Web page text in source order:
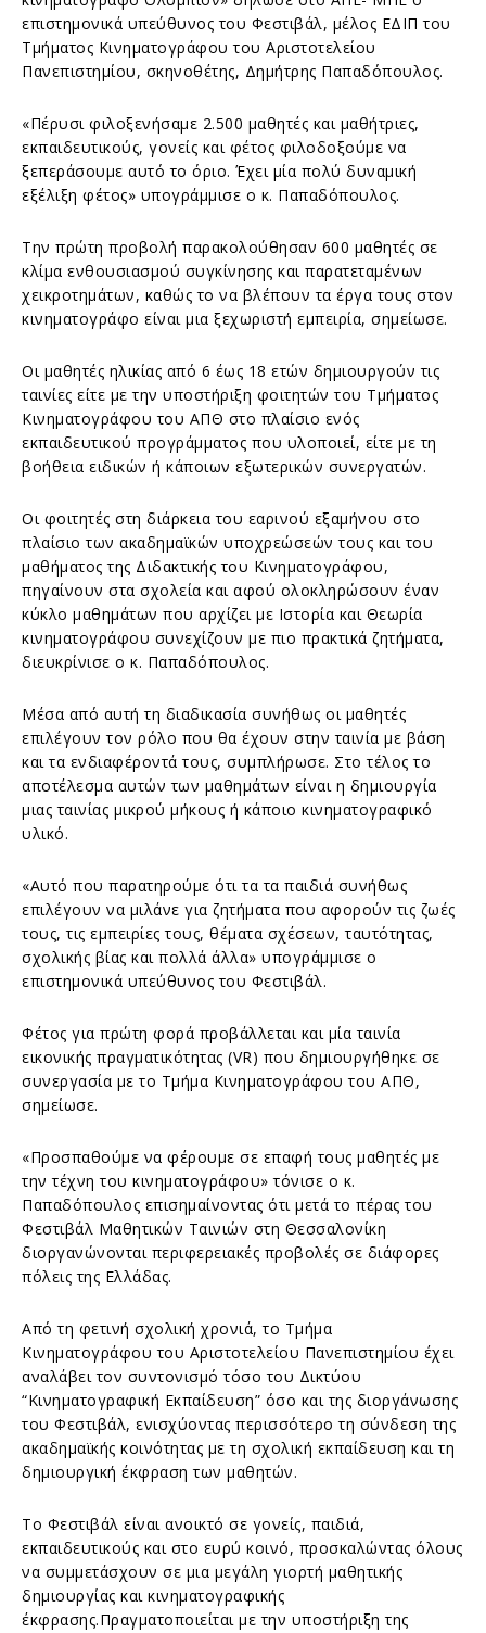
επιστημονικά υπεύθυνος του Φεστιβάλ, μέλος ΕΔΙΠ του
Τμήματος Κινηματογράφου του Αριστοτελείου
Πανεπιστημίου, σκηνοθέτης, Δημήτρης Παπαδόπουλος.
«Πέρυσι φιλοξενήσαμε 2.500 μαθητές και μαθήτριες,
εκπαιδευτικούς, γονείς και φέτος φιλοδοξούμε να
ξεπεράσουμε αυτό το όριο. Έχει μία πολύ δυναμική
εξέλιξη φέτος» υπογράμμισε ο κ. Παπαδόπουλος.
Την πρώτη προβολή παρακολούθησαν 600 μαθητές σε
κλίμα ενθουσιασμού συγκίνησης και παρατεταμένων
χεικροτημάτων, καθώς το να βλέπουν τα έργα τους στον
κινηματογράφο είναι μια ξεχωριστή εμπειρία, σημείωσε.
Οι μαθητές ηλικίας από 6 έως 18 ετών δημιουργούν τις
ταινίες είτε με την υποστήριξη φοιτητών του Τμήματος
Κινηματογράφου του ΑΠΘ στο πλαίσιο ενός
εκπαιδευτικού προγράμματος που υλοποιεί, είτε με τη
βοήθεια ειδικών ή κάποιων εξωτερικών συνεργατών.
Οι φοιτητές στη διάρκεια του εαρινού εξαμήνου στο
πλαίσιο των ακαδημαϊκών υποχρεώσεών τους και του
μαθήματος της Διδακτικής του Κινηματογράφου,
πηγαίνουν στα σχολεία και αφού ολοκληρώσουν έναν
κύκλο μαθημάτων που αρχίζει με Ιστορία και Θεωρία
κινηματογράφου συνεχίζουν με πιο πρακτικά ζητήματα,
διευκρίνισε ο κ. Παπαδόπουλος.
Μέσα από αυτή τη διαδικασία συνήθως οι μαθητές
επιλέγουν τον ρόλο που θα έχουν στην ταινία με βάση
και τα ενδιαφέροντά τους, συμπλήρωσε. Στο τέλος το
αποτέλεσμα αυτών των μαθημάτων είναι η δημιουργία
μιας ταινίας μικρού μήκους ή κάποιο κινηματογραφικό
υλικό.
«Αυτό που παρατηρούμε ότι τα τα παιδιά συνήθως
επιλέγουν να μιλάνε για ζητήματα που αφορούν τις ζωές
τους, τις εμπειρίες τους, θέματα σχέσεων, ταυτότητας,
σχολικής βίας και πολλά άλλα» υπογράμμισε ο
επιστημονικά υπεύθυνος του Φεστιβάλ.
Φέτος για πρώτη φορά προβάλλεται και μία ταινία
εικονικής πραγματικότητας (VR) που δημιουργήθηκε σε
συνεργασία με το Τμήμα Κινηματογράφου του ΑΠΘ,
σημείωσε.
«Προσπαθούμε να φέρουμε σε επαφή τους μαθητές με
την τέχνη του κινηματογράφου» τόνισε ο κ.
Παπαδόπουλος επισημαίνοντας ότι μετά το πέρας του
Φεστιβάλ Μαθητικών Ταινιών στη Θεσσαλονίκη
διοργανώνονται περιφερειακές προβολές σε διάφορες
πόλεις της Ελλάδας.
Από τη φετινή σχολική χρονιά, το Τμήμα
Κινηματογράφου του Αριστοτελείου Πανεπιστημίου έχει
αναλάβει τον συντονισμό τόσο του Δικτύου
“Κινηματογραφική Εκπαίδευση” όσο και της διοργάνωσης
του Φεστιβάλ, ενισχύοντας περισσότερο τη σύνδεση της
ακαδημαϊκής κοινότητας με τη σχολική εκπαίδευση και τη
δημιουργική έκφραση των μαθητών.
Το Φεστιβάλ είναι ανοικτό σε γονείς, παιδιά,
εκπαιδευτικούς και στο ευρύ κοινό, προσκαλώντας όλους
να συμμετάσχουν σε μια μεγάλη γιορτή μαθητικής
δημιουργίας και κινηματογραφικής
έκφρασης.Πραγματοποιείται με την υποστήριξη της